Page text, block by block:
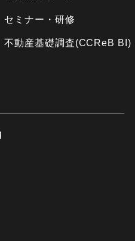
セミナー・研修
不動産基礎調査(CCReB BI)